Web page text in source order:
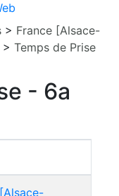
> France [Alsace-
> Temps de Prise
- 6a